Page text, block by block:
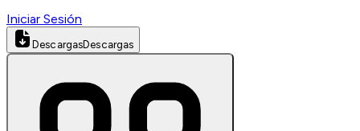
Iniciar Sesión
DescargasDescargas